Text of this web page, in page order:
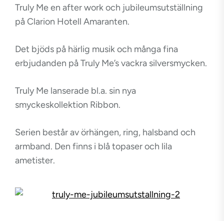
Truly Me en after work och jubileumsutställning
på Clarion Hotell Amaranten.
Det bjöds på härlig musik och många fina
erbjudanden på Truly Me’s vackra silversmycken.
Truly Me lanserade bl.a. sin nya
smyckeskollektion Ribbon.
Serien består av örhängen, ring, halsband och
armband. Den finns i blå topaser och lila
ametister.